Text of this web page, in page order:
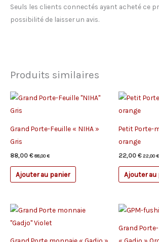
Seuls les clients connectés ayant acheté ce
possibilité de laisser un avis.
Produits similaires
Grand Porte-Feuille « NIHA »
Gris
88,00 € 88,00€
Ajouter au panier
Petit Porte-
orange
22,00 € 22,00€
Ajouter au
Grand